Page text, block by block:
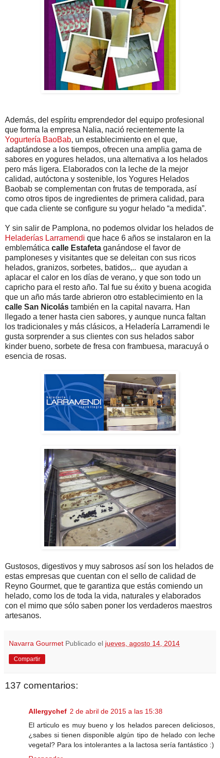
Además, del espíritu emprendedor del equipo profesional
que forma la empresa Nalia, nació recientemente la
Yogurtería BaoBab, un establecimiento en el que,
adaptándose a los tiempos, ofrecen una amplia gama de
sabores en yogures helados, una alternativa a los helados
pero más ligera. Elaborados con la leche de la mejor
calidad, autóctona y sostenible, los Yogures Helados
Baobab se complementan con frutas de temporada, así
como otros tipos de ingredientes de primera calidad, para
que cada cliente se configure su yogur helado “a medida”.
Y sin salir de Pamplona, no podemos olvidar los helados de
Heladerías Larramendi que hace 6 años se instalaron en la
emblemática calle Estafeta ganándose el favor de
pamploneses y visitantes que se deleitan con sus ricos
helados, granizos, sorbetes, batidos,.. que ayudan a
aplacar el calor en los días de verano, y que son todo un
capricho para el resto año. Tal fue su éxito y buena acogida
que un año más tarde abrieron otro establecimiento en la
calle San Nicolás también en la capital navarra. Han
llegado a tener hasta cien sabores, y aunque nunca faltan
los tradicionales y más clásicos, a Heladería Larramendi le
gusta sorprender a sus clientes con sus helados sabor
kinder bueno, sorbete de fresa con frambuesa, maracuyá o
esencia de rosas.
Gustosos, digestivos y muy sabrosos así son los helados de
estas empresas que cuentan con el sello de calidad de
Reyno Gourmet, que te garantiza que estás comiendo un
helado, como los de toda la vida, naturales y elaborados
con el mimo que sólo saben poner los verdaderos maestros
artesanos.
Navarra Gourmet Publicado el jueves, agosto 14, 2014
Compartir
137 comentarios:
Allergychef 2 de abril de 2015 a las 15:38
El articulo es muy bueno y los helados parecen deliciosos,
¿sabes si tienen disponible algún tipo de helado con leche
vegetal? Para los intolerantes a la lactosa sería fantástico :)